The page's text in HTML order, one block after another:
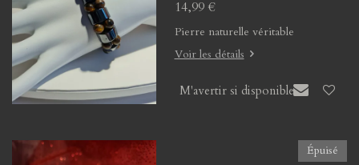
14,99 €
Pierre naturelle véritable
Voir les détails
M'avertir si disponible
Épuisé